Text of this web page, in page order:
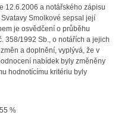
12.6.2006 a notářského zápisu
Smolkové sepsal její
je osvědčení o průběhu
358/1992 Sb., o notářích a jejich
a doplnění, vyplývá, že v
nabídek byly změněny
hodnotícímu kritériu byly
%